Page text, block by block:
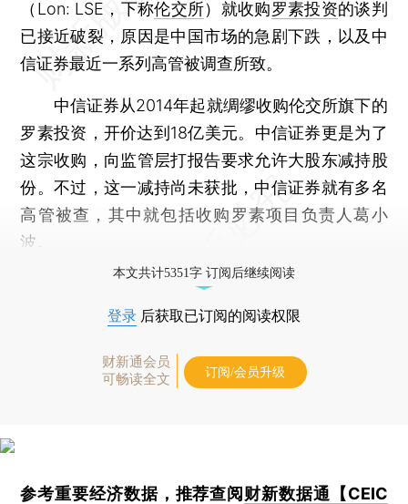
（Lon: LSE，下称伦交所）就收购罗素投资的谈判
已接近破裂，原因是中国市场的急剧下跌，以及中
信证券最近一系列高管被调查所致。
中信证券从2014年起就绸缪收购伦交所旗下的
罗素投资，开价达到18亿美元。中信证券更是为了
这宗收购，向监管层打报告要求允许大股东减持股
份。不过，这一减持尚未获批，中信证券就有多名
高管被查，其中就包括收购罗素项目负责人葛小
波。
本文共计5351字 订阅后继续阅读
登录 后获取已订阅的阅读权限
财新通会员
可畅读全文
订阅/会员升级
参考重要经济数据，推荐查阅财新数据通【CEIC